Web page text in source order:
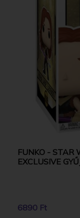
FUNKO - STAR
EXCLUSIVE
6890 Ft